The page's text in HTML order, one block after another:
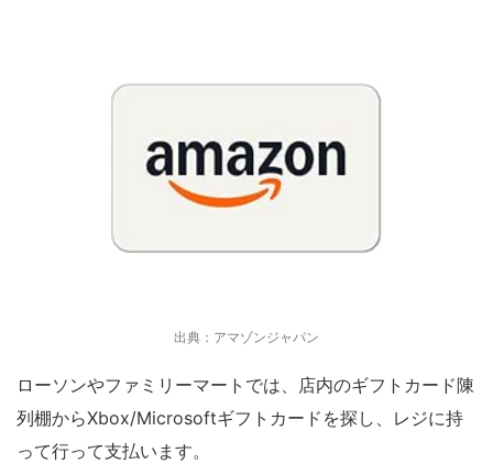
出典：アマゾンジャパン
ローソンやファミリーマートでは、店内のギフトカード陳
列棚からXbox/Microsoftギフトカードを探し、レジに持
って行って支払います。